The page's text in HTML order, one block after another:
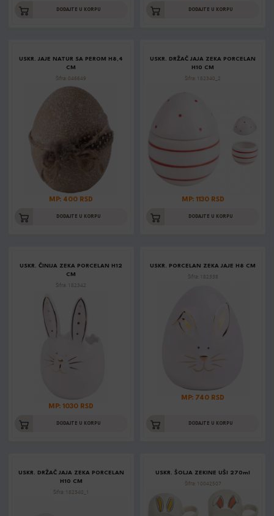
DODAJTE U KORPU DODAJTE U KORPU
USKR. JAJE NATUR SA PEROM H8,4
CM
Šifra: 046649
MP: 400 RSD
DODAJTE U KORPU
USKR. DRŽAČ JAJA ZEKA PORCELAN
H10 CM
Šifra: 182340_2
MP: 1130 RSD
DODAJTE U KORPU
USKR. ČINIJA ZEKA PORCELAN H12
CM
Šifra: 182342
MP: 1030 RSD
DODAJTE U KORPU
USKR. PORCELAN ZEKA JAJE H8 CM
Šifra: 182338
MP: 740 RSD
DODAJTE U KORPU
USKR. DRŽAČ JAJA ZEKA PORCELAN
H10 CM
Šifra: 182340_1
USKR. ŠOLJA ZEKINE UŠI 270ml
Šifra: 10042507